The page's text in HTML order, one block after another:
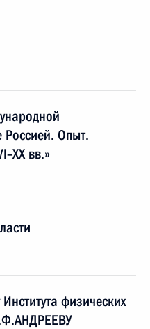
Россией. Опыт.
вв.»
физических